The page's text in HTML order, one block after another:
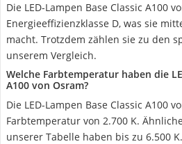
Die LED-Lampen Base Classic A100
Energieeffizienzklasse D, was sie
macht. Trotzdem zählen sie zu den
unserem Vergleich.
Welche Farbtemperatur haben die
A100 von Osram?
Die LED-Lampen Base Classic A100
Farbtemperatur von 2.700 K.
unserer Tabelle haben bis zu 6.500 K.